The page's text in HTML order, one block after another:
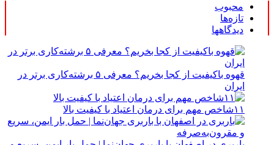
محبوب
تازه‌ها
دیدگاهها
قهوه باکیفیت از کجا بخریم؟ معرفی ۵ برشته‌کاری برتر در
ایران
۱۱شاخص مهم برای درمان اعتیاد با کیفیت بالا